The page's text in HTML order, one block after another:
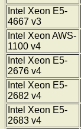
Intel Xeon E5-
4667 v3
Intel Xeon AWS-
1100 v4
Intel Xeon E5-
2676 v4
Intel Xeon E5-
2682 v4
Intel Xeon E5-
2683 v4